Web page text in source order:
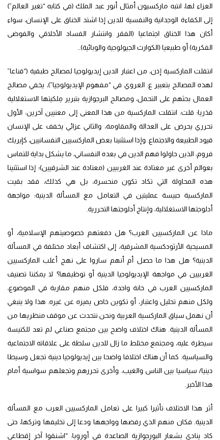
العزاء لها، انتبه ماركسيون أمثال أنور عبد الملك (في كتابه “تغير العالم”)
إلى الكفاءة الوجدانية والنفسية للدين إذا اشتد الخناق على الإنسان، سواء
أكان هذا الخناق اجتماعيا (الفقر وانتشار الفساد الأخلاقي والفوضى
الفكرية) أو طبيعيا (الكوارث الجيولوجية والوبائية)..
انتقلت الماركسية إذن، من اعتبار الدين إيديولوجيا لمصالح طبقية (“قناعا”
لهذه المصالح بتعبير ع. العروي في “مفهوم الإيديولوجيا”)، يخفي مصالح
العمال بحثهم على التحمل، ومصالح البرجوازية بتبرير مِلكيتها الاستغلالية
قدَريا؛ قلت: انتقلت الماركسية من هذا المعنى إلى معنيين آخرين: الأول
تحرري يحرض على العدالة والمقاومة، والثاني عزائي يخفف على الإنسان
قيود الطبيعة والاجتماع. وإذا استثنينا بعض الماركسيين النفسانيين، كإيريك
فروم، الذين حاولوا فهم الدين في بعده النفساني، ما يشكل بداية للتماس
بعوالم أخرى غير معتادة عند الغربيين (معتادة عند الشرقيين)؛ إذا استثنينا
هذه المحاولة التي تكاد تكون منحسرة، بل هي كذلك، فقد بقيت
الماركسية حبيسة عمليتين في التعامل مع المسألة الدينية: مواجهة
أدلوجتها الاستغلالية، وإنتاج أدلوجتها التحررية.
ماذا عن الماركسيين العرب؟ هل دفعتهم خصوصيتهم الإسلامية، أو
المسيحية الأرثودكسية المشرقية، إلى اكتشاف أبعاد مختلفة في المسألة
الدينية؟ هل هذا ما حصل أم أنهم ساروا على نهج أغلب الماركسيين
الغربيين في مواجهة الإيديولوجيا الدينية أو توظيفها؟ لا يمكننا تصنيف
الماركسيين العرب في خانة واحدة، فلكل منهم مقاربة في الموضوع،
ولكل منهم تحليل واعتبار، أو تكوين خاص يميزه عن غيره. هذا ولا ينبغي
أن نهمل سياق الماركسية العربية ونحن نتحدث عن موقف منظريها من
المسألة الدينية. هناك اختلاف واضح بين مجتمع صناعي لم تعد للكنيسة
سيطرة عليه، ومجتمع مختلط ما زال للدين سلطة على علاقاته الاجتماعية
والسياسية. كما أن هناك اختلافا واضحا بين إيديولوجيا دينية تجعل وسيطا
دينيا/ سياسيا بين الناس والغيب، وأخرى تحررهم وتجعلهم سواسية أمام
هذا الأخير.
أثر هذا الاختلاف تأثيرا كبيرا على تعامل الماركسيين العرب مع المسألة
الدينية. فكان منهم الذي رفضها وواجهها ودعا إلى تخليفها وتركها، حتى
كاد ينادي بشعار البورجوازية الصاعدة في أوروبا: “اشنقوا آخر إقطاعي